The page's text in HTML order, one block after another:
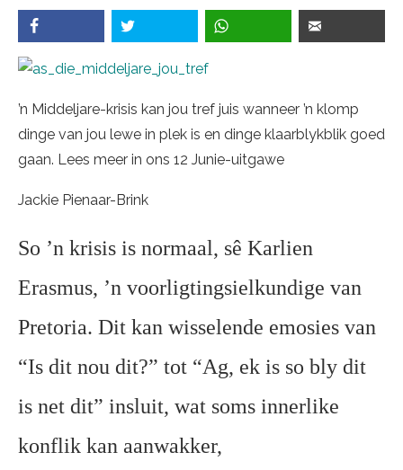
’n Middeljare-krisis kan jou tref juis wanneer ’n klomp
dinge van jou lewe in plek is en dinge klaarblykblik goed
gaan. Lees meer in ons 12 Junie-uitgawe
Jackie Pienaar-Brink
So ’n krisis is normaal, sê Karlien
Erasmus, ’n voorligtingsielkundige van
Pretoria. Dit kan wisselende emosies van
“Is dit nou dit?” tot “Ag, ek is so bly dit
is net dit” insluit, wat soms innerlike
konflik kan aanwakker,